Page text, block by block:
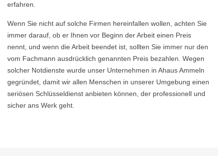
erfahren.
Wenn Sie nicht auf solche Firmen hereinfallen wollen, achten Sie
immer darauf, ob er Ihnen vor Beginn der Arbeit einen Preis
nennt, und wenn die Arbeit beendet ist, sollten Sie immer nur den
vom Fachmann ausdrücklich genannten Preis bezahlen. Wegen
solcher Notdienste wurde unser Unternehmen in Ahaus Ammeln
gegründet, damit wir allen Menschen in unserer Umgebung einen
seriösen Schlüsseldienst anbieten können, der professionell und
sicher ans Werk geht.